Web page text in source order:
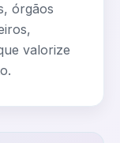
órgãos
valorize